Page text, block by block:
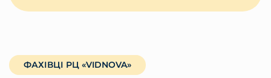
ФАХІВЦІ РЦ «VIDNOVA»